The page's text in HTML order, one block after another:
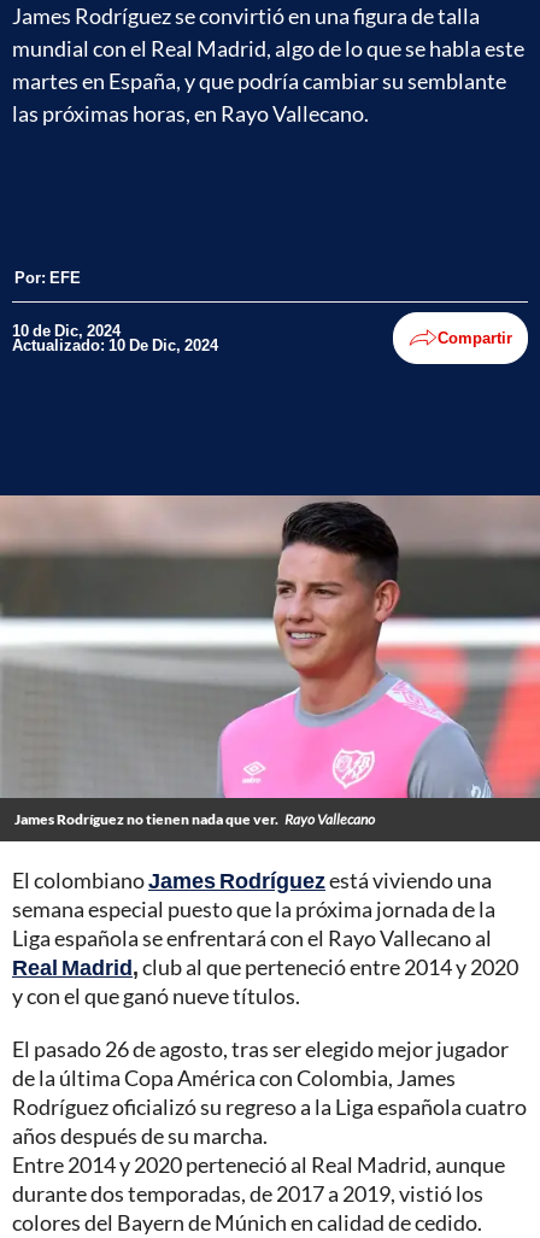
James Rodríguez se convirtió en una figura de talla
mundial con el Real Madrid, algo de lo que se habla este
martes en España, y que podría cambiar su semblante
las próximas horas, en Rayo Vallecano.
Por: EFE
10 de Dic, 2024
Actualizado: 10 De Dic, 2024 Compartir
James Rodríguez no tienen nada que ver. Rayo Vallecano
El colombianoJames Rodríguezestá viviendo una
semana especial puesto que la próxima jornada de la
Liga española se enfrentará con el Rayo Vallecano al
Real Madrid,club al que perteneció entre 2014 y 2020
y con el que ganó nueve títulos.
El pasado 26 de agosto, tras ser elegido mejor jugador
de la última Copa América con Colombia, James
Rodríguez oficializó su regreso a la Liga española cuatro
años después de su marcha.
Entre 2014 y 2020 perteneció al Real Madrid, aunque
durante dos temporadas, de 2017 a 2019, vistió los
colores del Bayern de Múnich en calidad de cedido.